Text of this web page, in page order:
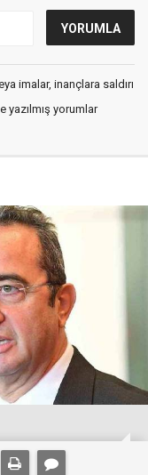
imalar, inançlara saldırı
yazılmış yorumlar